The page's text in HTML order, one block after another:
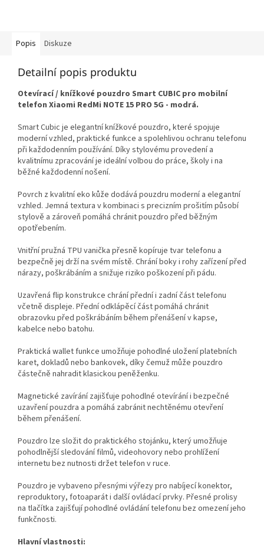
Popis Diskuze
Detailní popis produktu
Otevírací / knížkové pouzdro Smart CUBIC pro mobilní
telefon Xiaomi RedMi NOTE 15 PRO 5G - modrá.
Smart Cubic je elegantní knížkové pouzdro, které spojuje
moderní vzhled, praktické funkce a spolehlivou ochranu telefonu
při každodenním používání. Díky stylovému provedení a
kvalitnímu zpracování je ideální volbou do práce, školy i na
běžné každodenní nošení.
Povrch z kvalitní eko kůže dodává pouzdru moderní a elegantní
vzhled. Jemná textura v kombinaci s precizním prošitím působí
stylově a zároveň pomáhá chránit pouzdro před běžným
opotřebením.
Vnitřní pružná TPU vanička přesně kopíruje tvar telefonu a
bezpečně jej drží na svém místě. Chrání boky i rohy zařízení před
nárazy, poškrábáním a snižuje riziko poškození při pádu.
Uzavřená flip konstrukce chrání přední i zadní část telefonu
včetně displeje. Přední odklápěcí část pomáhá chránit
obrazovku před poškrábáním během přenášení v kapse,
kabelce nebo batohu.
Praktická wallet funkce umožňuje pohodlné uložení platebních
karet, dokladů nebo bankovek, díky čemuž může pouzdro
částečně nahradit klasickou peněženku.
Magnetické zavírání zajišťuje pohodlné otevírání i bezpečné
uzavření pouzdra a pomáhá zabránit nechtěnému otevření
během přenášení.
Pouzdro lze složit do praktického stojánku, který umožňuje
pohodlnější sledování filmů, videohovory nebo prohlížení
internetu bez nutnosti držet telefon v ruce.
Pouzdro je vybaveno přesnými výřezy pro nabíjecí konektor,
reproduktory, fotoaparát i další ovládací prvky. Přesné prolisy
na tlačítka zajišťují pohodlné ovládání telefonu bez omezení jeho
funkčnosti.
Hlavní vlastnosti: